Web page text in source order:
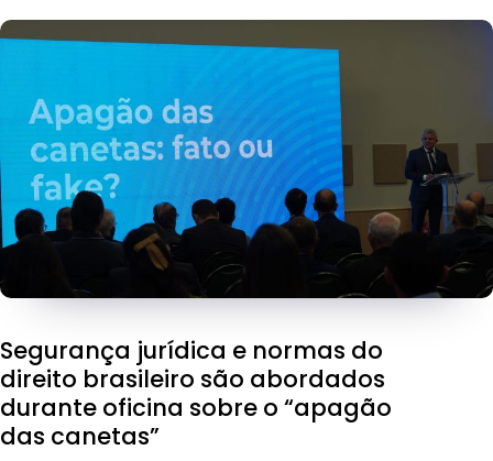
Segurança jurídica e normas do
direito brasileiro são abordados
durante oficina sobre o “apagão
das canetas”